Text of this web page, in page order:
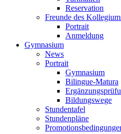
Reservation
Freunde des
Portrait
Anmeldung
Gymnasium
News
Portrait
Gymnasium
Bilingue-Matura
Bildungswege
Stundentafel
Stundenpläne